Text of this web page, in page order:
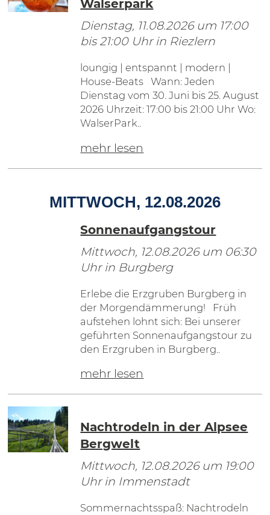
Walserpark
Dienstag, 11.08.2026um 17:00
bis 21:00 Uhr in Riezlern
loungig | entspannt | modern |
House-Beats Wann: Jeden
Dienstag vom 30. Juni bis 25. August
2026 Uhrzeit: 17:00 bis 21:00 Uhr Wo:
WalserPark..
mehr lesen
MITTWOCH, 12.08.2026
Sonnenaufgangstour
Mittwoch, 12.08.2026um 06:30
Uhr in Burgberg
Erlebe die Erzgruben Burgberg in
der Morgendämmerung! Früh
aufstehen lohnt sich: Bei unserer
geführten Sonnenaufgangstour zu
den Erzgruben in Burgberg..
mehr lesen
Nachtrodeln in der Alpsee
Bergwelt
Mittwoch, 12.08.2026um 19:00
Uhr in Immenstadt
Sommernachtsspaß: Nachtrodeln